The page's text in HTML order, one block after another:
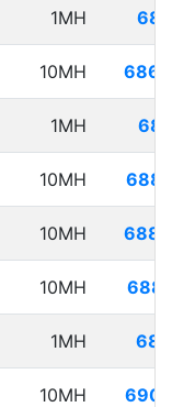
1MH
10MH
1MH
10MH
10MH
10MH
1MH
10MH